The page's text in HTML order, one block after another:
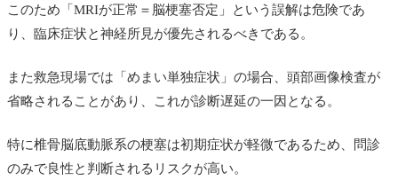
このため「MRIが正常＝脳梗塞否定」という誤解は危険であ
り、臨床症状と神経所見が優先されるべきである。
また救急現場では「めまい単独症状」の場合、頭部画像検査が
省略されることがあり、これが診断遅延の一因となる。
特に椎骨脳底動脈系の梗塞は初期症状が軽微であるため、問診
のみで良性と判断されるリスクが高い。